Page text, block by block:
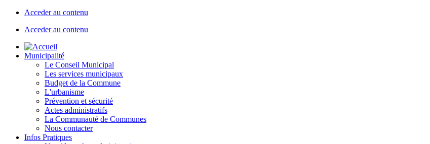
Acceder au contenu
Acceder au contenu
Municipalité
Le Conseil Municipal
Les services municipaux
Budget de la Commune
L'urbanisme
Prévention et sécurité
Actes administratifs
La Communauté de Communes
Nous contacter
Infos Pratiques